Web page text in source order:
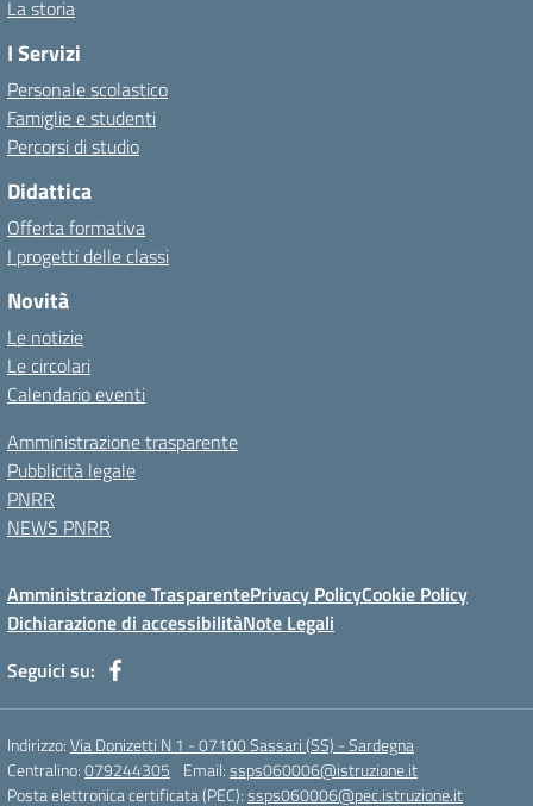
La storia
I Servizi
Personale scolastico
Famiglie e studenti
Percorsi di studio
Didattica
Offerta formativa
I progetti delle classi
Novità
Le notizie
Le circolari
Calendario eventi
Amministrazione trasparente
Pubblicità legale
PNRR
NEWS PNRR
Amministrazione TrasparentePrivacy PolicyCookie Policy
Dichiarazione di accessibilitàNote Legali
Seguici su:
Indirizzo:Via Donizetti N 1 - 07100 Sassari (SS) - Sardegna
Centralino:079244305 Email:ssps060006@istruzione.it
Posta elettronica certificata (PEC):ssps060006@pec.istruzione.it